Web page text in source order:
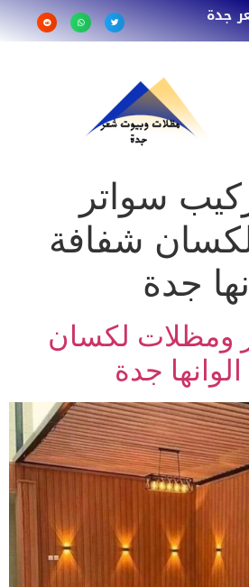
جدة
سواتر
شفافة
جدة
ومظلات لكسان
جدة